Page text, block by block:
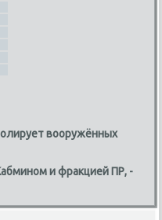
вооружённых
и фракцией ПР, -